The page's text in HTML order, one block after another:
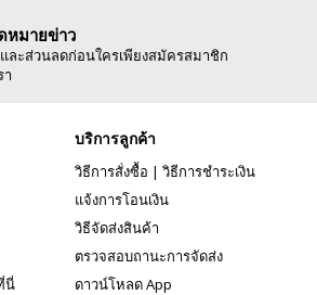
หมายข่าว
ละส่วนลดก่อนใครเพียงสมัครสมาชิก
นี่
บริการลูกค้า
วิธีการสั่งซื้อ | วิธีการชำระเงิน
แจ้งการโอนเงิน
วิธีจัดส่งสินค้า
ตรวจสอบถานะการจัดส่ง
ดาวน์โหลด App